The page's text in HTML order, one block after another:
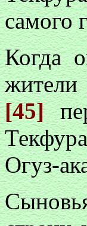
самого
Когда
жители
[45]
Огуз-